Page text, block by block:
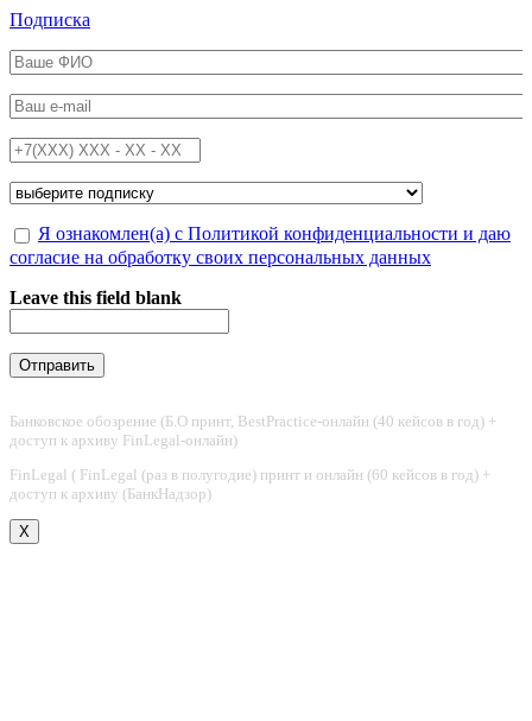
Перейти к основному содержанию
Подписка
ФИО*
Email*
Телефон*
Подписка на*
Обработка персональных данных*
Я ознакомлен(а) с Политикой конфиденциальности и даю
согласие на обработку своих персональных данных
Leave this field blank
Банковское обозрение (Б.О принт, BestPractice-онлайн (40 кейсов в год) +
доступ к архиву FinLegal-онлайн)
FinLegal ( FinLegal (раз в полугодие) принт и онлайн (60 кейсов в год) +
доступ к архиву (БанкНадзор)
X